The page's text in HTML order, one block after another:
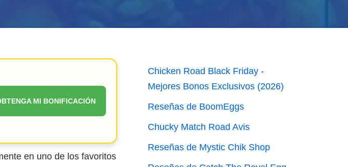
MI BONIFICACIÓN
en uno de los favoritos
Chicken Road Black Friday -
Mejores Bonos Exclusivos (2026)
Reseñas de BoomEggs
Chucky Match Road Avis
Reseñas de Mystic Chik Shop